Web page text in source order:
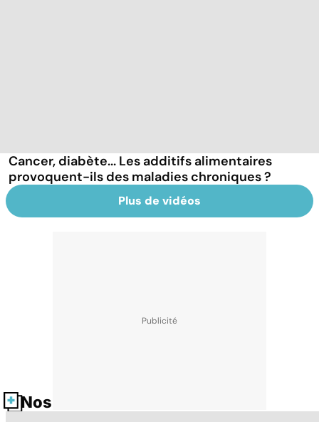
Cancer, diabète... Les additifs alimentaires
provoquent-ils des maladies chroniques ?
Plus de vidéos
Nos fiches santé